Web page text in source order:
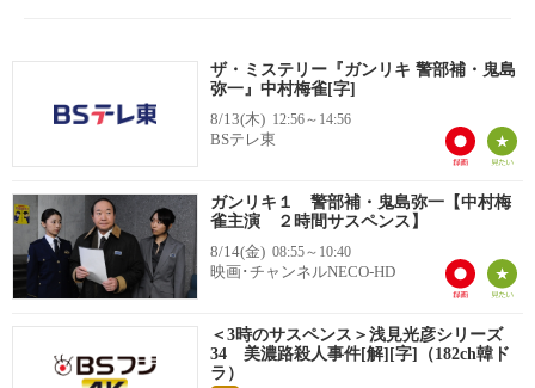
ザ・ミステリー『ガンリキ 警部補・鬼島
弥一』中村梅雀[字]
8/13(木) 12:56～14:56
BSテレ東
ガンリキ１ 警部補・鬼島弥一【中村梅
雀主演 ２時間サスペンス】
8/14(金) 08:55～10:40
映画･チャンネルNECO-HD
＜3時のサスペンス＞浅見光彦シリーズ
34 美濃路殺人事件[解][字]（182ch韓ド
ラ）